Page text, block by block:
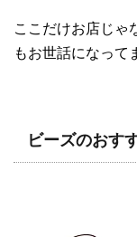
ここだけお店じゃ
もお世話になって
ビーズのおす